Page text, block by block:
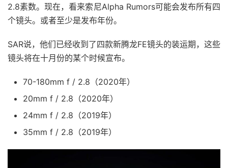
2.8素数。现在，看来索尼Alpha Rumors可能会发布所有四
个镜头。或者至少是发布年份。
SAR说，他们已经收到了四款新腾龙FE镜头的装运期，这些
镜头将在十月份的某个时候宣布。
70-180mm f / 2.8（2020年）
20mm f / 2.8（2020年）
24mm f / 2.8（2019年）
35mm f / 2.8（2019年）